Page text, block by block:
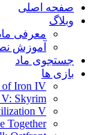
صفحه اصلی
وبلاگ
معرفی
آموزش
جستجوی ماد
بازی ها
of Iron IV
V: Skyrim
V
Together